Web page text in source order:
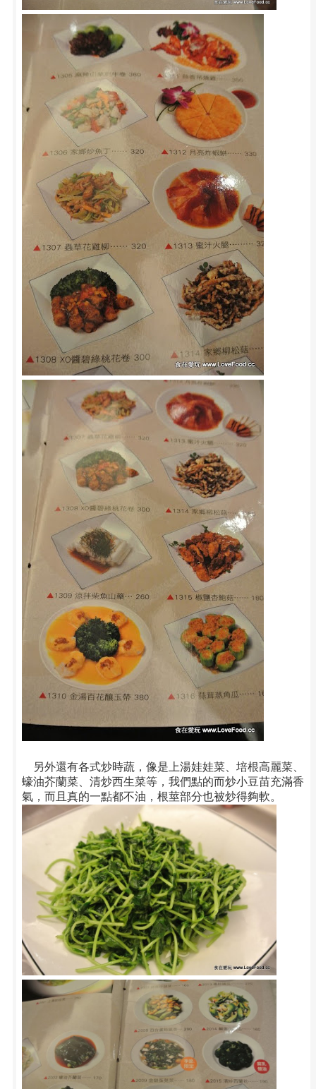
另外還有各式炒時蔬，像是上湯娃娃菜、培根高麗菜、
蠔油芥蘭菜、清炒西生菜等，我們點的而炒小豆苗充滿香
氣，而且真的一點都不油，根莖部分也被炒得夠軟。